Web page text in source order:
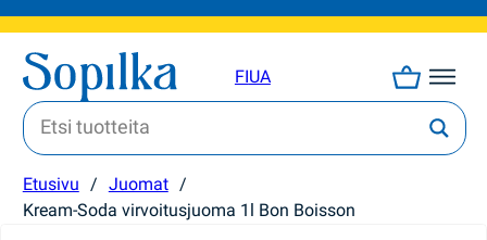
FIUA
Etusivu / Juomat /
Kream-Soda virvoitusjuoma 1l Bon Boisson